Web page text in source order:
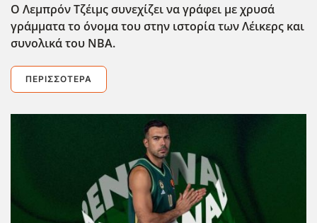
Ο Λεμπρόν Τζέιμς συνεχίζει να γράφει με χρυσά
γράμματα το όνομα του στην ιστορία των Λέικερς και
συνολικά του ΝΒΑ.
ΠΕΡΙΣΣΌΤΕΡΑ